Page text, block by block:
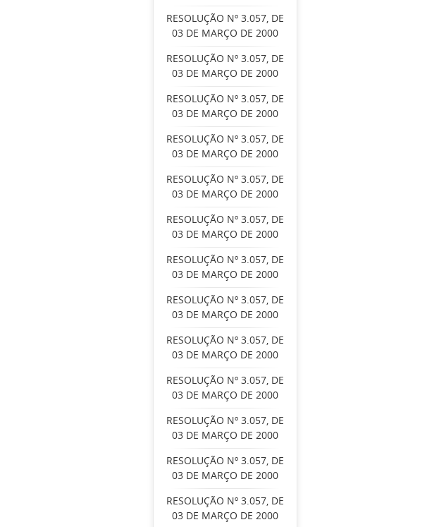
RESOLUÇÃO Nº 3.057, DE
03 DE MARÇO DE 2000
RESOLUÇÃO Nº 3.057, DE
03 DE MARÇO DE 2000
RESOLUÇÃO Nº 3.057, DE
03 DE MARÇO DE 2000
RESOLUÇÃO Nº 3.057, DE
03 DE MARÇO DE 2000
RESOLUÇÃO Nº 3.057, DE
03 DE MARÇO DE 2000
RESOLUÇÃO Nº 3.057, DE
03 DE MARÇO DE 2000
RESOLUÇÃO Nº 3.057, DE
03 DE MARÇO DE 2000
RESOLUÇÃO Nº 3.057, DE
03 DE MARÇO DE 2000
RESOLUÇÃO Nº 3.057, DE
03 DE MARÇO DE 2000
RESOLUÇÃO Nº 3.057, DE
03 DE MARÇO DE 2000
RESOLUÇÃO Nº 3.057, DE
03 DE MARÇO DE 2000
RESOLUÇÃO Nº 3.057, DE
03 DE MARÇO DE 2000
RESOLUÇÃO Nº 3.057, DE
03 DE MARÇO DE 2000